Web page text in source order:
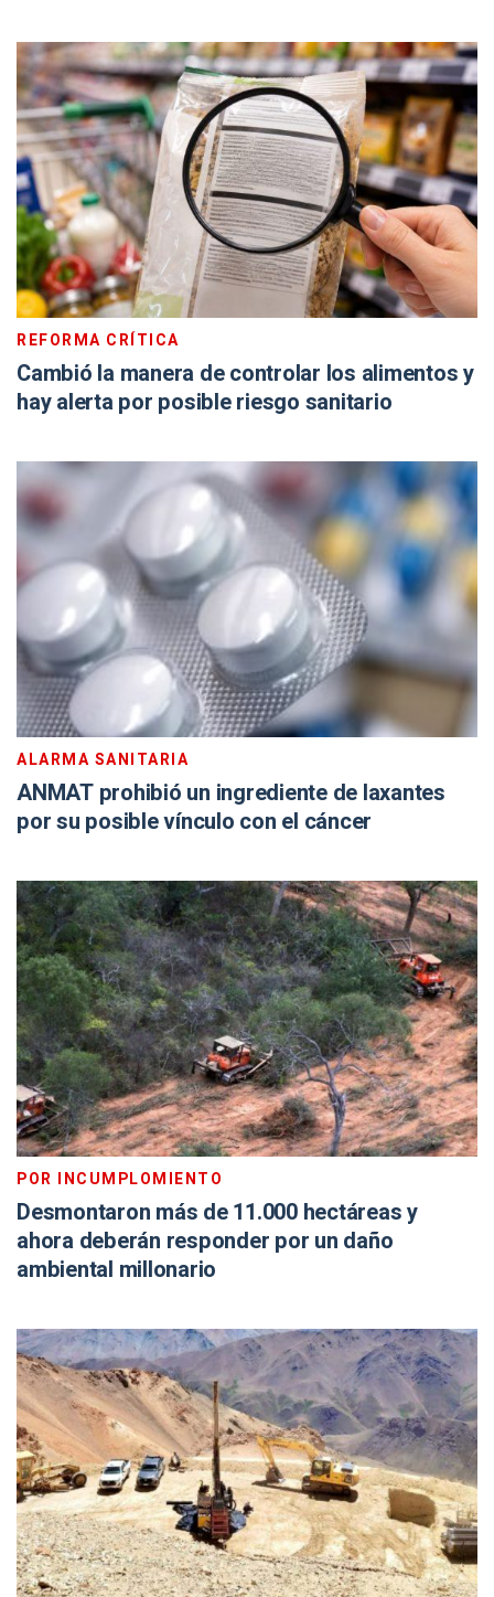
REFORMA CRÍTICA
Cambió la manera de controlar los alimentos y
hay alerta por posible riesgo sanitario
ALARMA SANITARIA
ANMAT prohibió un ingrediente de laxantes
por su posible vínculo con el cáncer
POR INCUMPLOMIENTO
Desmontaron más de 11.000 hectáreas y
ahora deberán responder por un daño
ambiental millonario